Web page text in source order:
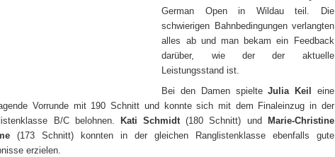
German Open in Wildau teil. Die
schwierigen Bahnbedingungen verlangten
alles ab und man bekam ein Feedback
darüber, wie der der aktuelle
Leistungsstand ist.
Bei den Damen spielteJulia Keil
eine
Vorrunde mit 190 Schnitt und konnte sich mit dem Finaleinzug in der
B/C belohnen.
Kati Schmidt (180 Schnitt) und
Marie-Christine
(173 Schnitt) konnten in der gleichen Ranglistenklasse ebenfalls gute
erzielen.